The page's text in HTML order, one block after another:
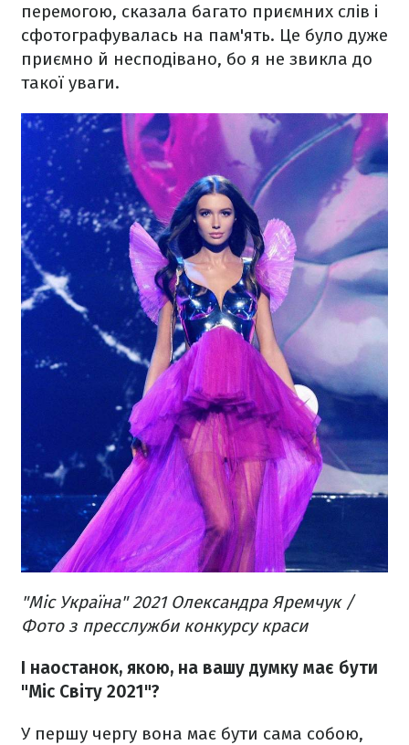
перемогою, сказала багато приємних слів і
сфотографувалась на пам'ять. Це було дуже
приємно й несподівано, бо я не звикла до
такої уваги.
"Міс Україна" 2021 Олександра Яремчук /
Фото з пресслужби конкурсу краси
І наостанок, якою, на вашу думку має бути
"Міс Світу 2021"?
У першу чергу вона має бути сама собою,